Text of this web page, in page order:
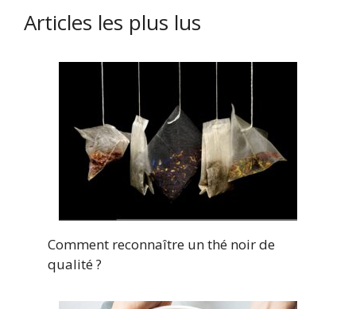
Articles les plus lus
Comment reconnaître un thé noir de
qualité ?